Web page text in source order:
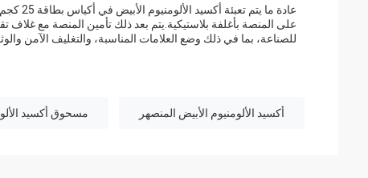
على المنصة بأغلفة بلاستيكية.يتم بعد ذلك تأمين المنصة مع
للصناعة، بما في ذلك وضع العلامات المناسبة، والتغليف الآمن
أكسيد الألومنيوم الأبيض المنصهر مسحوق أكسيد